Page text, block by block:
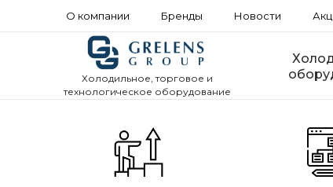
О компании Бренды Новости
Холодильное, торговое и
технологическое оборудование